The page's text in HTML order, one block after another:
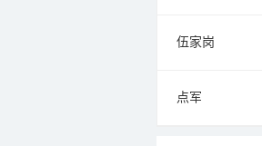
伍家岗
点军